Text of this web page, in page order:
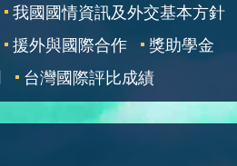
我國國情資訊及外交基本方針
援外與國際合作
獎助學金
台灣國際評比成績